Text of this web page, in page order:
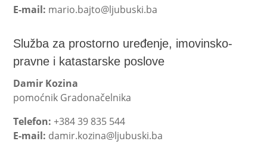
E-mail: mario.bajto@ljubuski.ba
Služba za prostorno uređenje, imovinsko-
pravne i katastarske poslove
Damir Kozina
pomoćnik Gradonačelnika
Telefon: +384 39 835 544
E-mail: damir.kozina@ljubuski.ba